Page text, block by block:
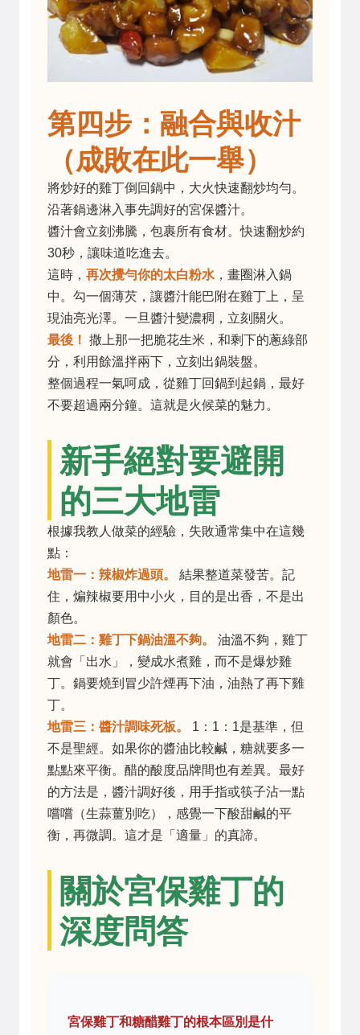
第四步：融合與收汁
（成敗在此一舉）
將炒好的雞丁倒回鍋中，大火快速翻炒均勻。
沿著鍋邊淋入事先調好的宮保醬汁。
醬汁會立刻沸騰，包裹所有食材。快速翻炒約
30秒，讓味道吃進去。
這時， 再次攪勻你的太白粉水 ，畫圈淋入鍋
中。勾一個薄芡，讓醬汁能巴附在雞丁上，呈
現油亮光澤。一旦醬汁變濃稠，立刻關火。
最後！ 撒上那一把脆花生米，和剩下的蔥綠部
分，利用餘溫拌兩下，立刻出鍋裝盤。
整個過程一氣呵成，從雞丁回鍋到起鍋，最好
不要超過兩分鐘。這就是火候菜的魅力。
新手絕對要避開
的三大地雷
根據我教人做菜的經驗，失敗通常集中在這幾
點：
地雷一：辣椒炸過頭。
結果整道菜發苦。記
住，煸辣椒要用中小火，目的是出香，不是出
顏色。
地雷二：雞丁下鍋油溫不夠。
油溫不夠，雞丁
就會「出水」，變成水煮雞，而不是爆炒雞
丁。鍋要燒到冒少許煙再下油，油熱了再下雞
丁。
地雷三：醬汁調味死板。
1：1：1是基準，但
不是聖經。如果你的醬油比較鹹，糖就要多一
點點來平衡。醋的酸度品牌間也有差異。最好
的方法是，醬汁調好後，用手指或筷子沾一點
嚐嚐（生蒜薑別吃），感覺一下酸甜鹹的平
衡，再微調。這才是「適量」的真諦。
關於宮保雞丁的
深度問答
宮保雞丁和糖醋雞丁的根本區別是什